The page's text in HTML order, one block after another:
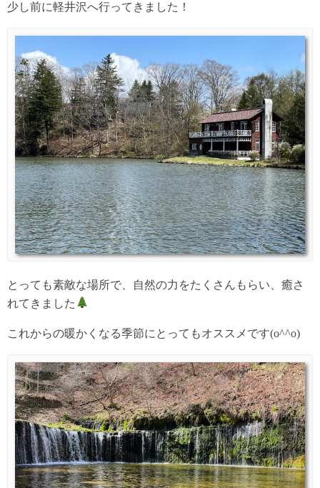
少し前に軽井沢へ行ってきました！
とっても素敵な場所で、自然の力をたくさんもらい、癒さ
れてきました
これからの暖かくなる季節にとってもオススメです(o^^o)